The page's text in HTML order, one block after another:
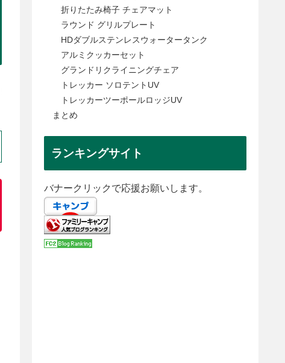
折りたたみ椅子 チェアマット
ラウンド グリルプレート
HDダブルステンレスウォータータンク
アルミクッカーセット
グランドリクライニングチェア
トレッカー ソロテントUV
トレッカーツーポールロッジUV
まとめ
ランキングサイト
バナークリックで応援お願いします。